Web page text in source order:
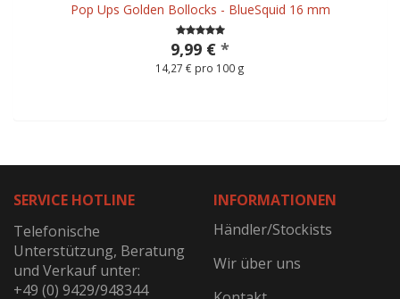
Pop Ups Golden Bollocks - BlueSquid 16 mm
9,99 € *
14,27 € pro 100 g
SERVICE HOTLINE
Telefonische
Unterstützung, Beratung
und Verkauf unter:
+49 (0) 9429/948344
INFORMATIONEN
Händler/Stockists
Wir über uns